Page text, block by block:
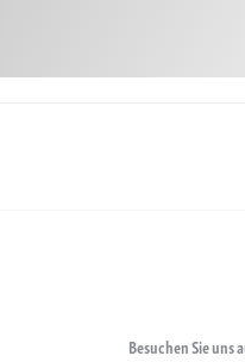
Besuchen Sie uns